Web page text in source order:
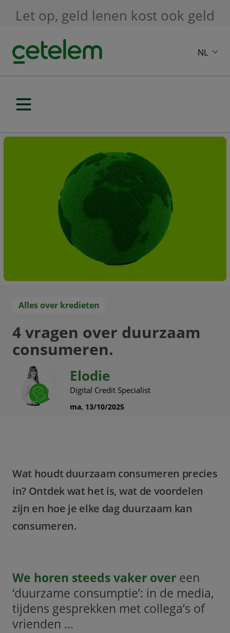
Let op, geld lenen kost ook geld
NL
Alles over kredieten
4 vragen over duurzaam
consumeren.
Elodie
Digital Credit Specialist
ma, 13/10/2025
Wat houdt duurzaam consumeren precies
in? Ontdek wat het is, wat de voordelen
zijn en hoe je elke dag duurzaam kan
consumeren.
We horen steeds vaker over een
‘duurzame consumptie’: in de media,
tijdens gesprekken met collega’s of
vrienden ...